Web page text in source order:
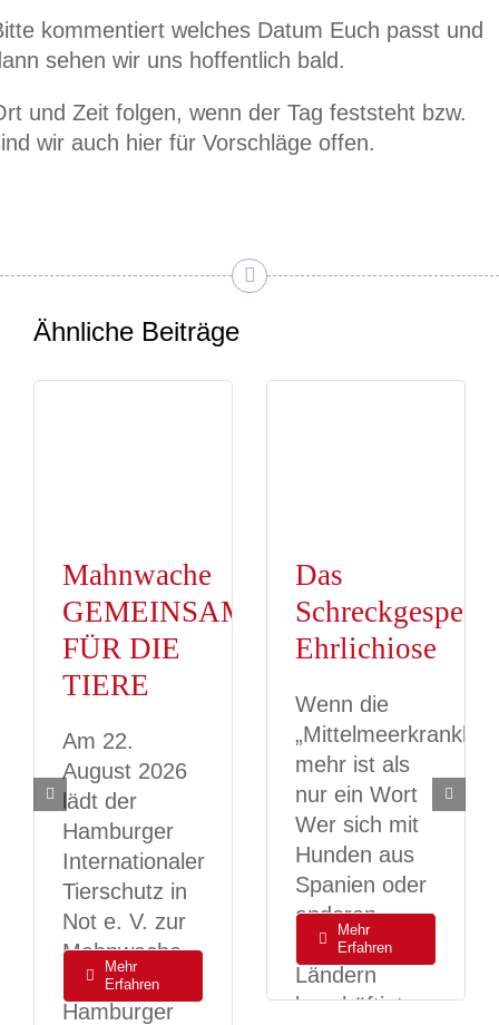
kommentiert welches Datum Euch passt und
sehen wir uns hoffentlich bald.
und Zeit folgen, wenn der Tag feststeht bzw.
wir auch hier für Vorschläge offen.
Ähnliche Beiträge
Mahnwache
GEMEINSAM
FÜR DIE
TIERE
Am 22.
August 2026
lädt der
Hamburger
Internationaler
Tierschutz in
Not e. V. zur
Mahnwache
auf dem
Hamburger
Mehr
Erfahren
Das
Schreckgespenst
Ehrlichiose
Wenn die
mehr ist als
nur ein Wort
Wer sich mit
Hunden aus
Spanien oder
anderen
südlichen
Ländern
beschäftigt,
Mehr
Erfahren